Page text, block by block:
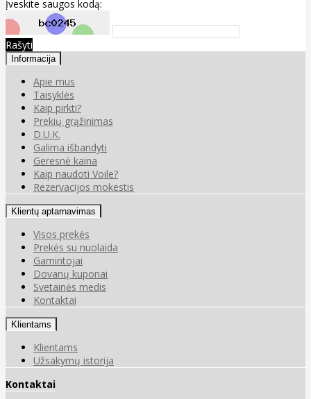
Įveskite saugos kodą:
Rašyti
Informacija
Apie mus
Taisyklės
Kaip pirkti?
Prekių grąžinimas
D.U.K.
Galima išbandyti
Geresnė kaina
Kaip naudoti Voile?
Rezervacijos mokestis
Klientų aptarnavimas
Visos prekės
Prekės su nuolaida
Gamintojai
Dovanų kuponai
Svetainės medis
Kontaktai
Klientams
Klientams
Užsakymų istorija
Kontaktai